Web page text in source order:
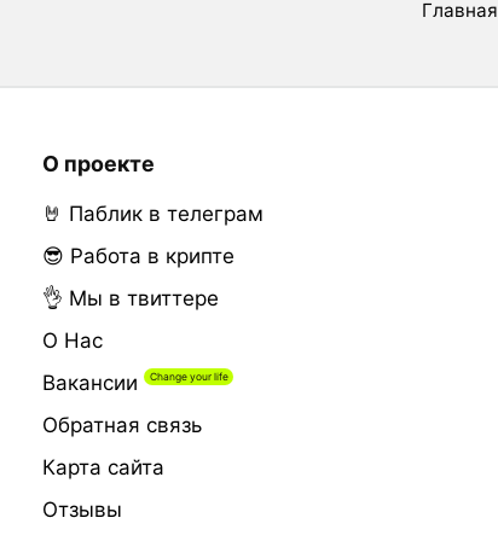
Главная
О проекте
🤘 Паблик в телеграм
😎 Работа в крипте
👌 Мы в твиттере
О Нас
Вакансии
Обратная связь
Карта сайта
Отзывы